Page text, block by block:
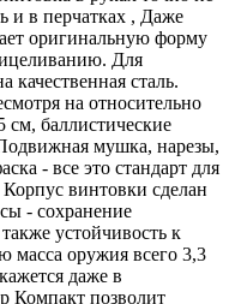
и в перчатках , Даже
оригинальную форму
Для
качественная сталь.
на относительно
см, баллистические
мушка, нарезы,
- все это стандарт для
винтовки сделан
- сохранение
устойчивость к
масса оружия всего 3,3
даже в
Компакт позволит